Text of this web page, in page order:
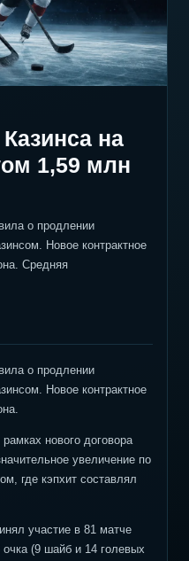
на
1,59 млн
о продлении
Новое контрактное
Средняя
о продлении
Новое контрактное
нового договора
увеличение по
где кэпхит составлял
участие в 81 матче
очка (9 шайб и 14 голевых